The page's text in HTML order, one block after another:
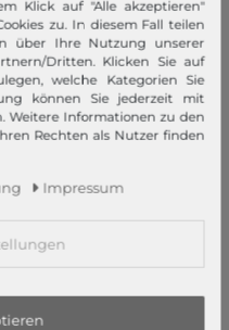
Klick auf "Alle akzeptieren"
zu. In diesem Fall teilen
über Ihre Nutzung unserer
Dritten. Klicken Sie auf
welche Kategorien Sie
können Sie jederzeit mit
Informationen zu den
Rechten als Nutzer finden
Impressum